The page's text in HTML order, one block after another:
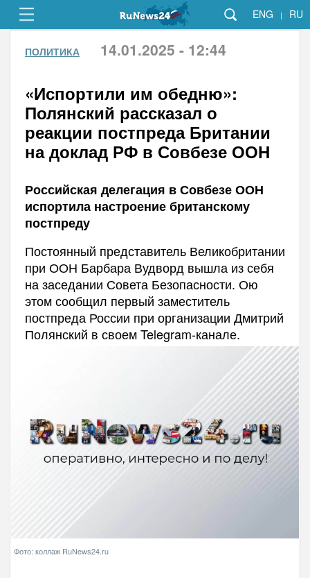
ENG | RU
ПОЛИТИКА 14.01.2025 - 12:44
«Испортили им обедню»:
Полянский рассказал о
реакции постпреда Британии
на доклад РФ в Совбезе ООН
Российская делегация в Совбезе ООН
испортила настроение британскому
постпреду
Постоянный представитель Великобритании
при ООН Барбара Вудворд вышла из себя
на заседании Совета Безопасности. Ою
этом сообщил первый заместитель
постпреда России при организации Дмитрий
Полянский в своем Telegram-канале.
Фото: коллаж RuNews24.ru